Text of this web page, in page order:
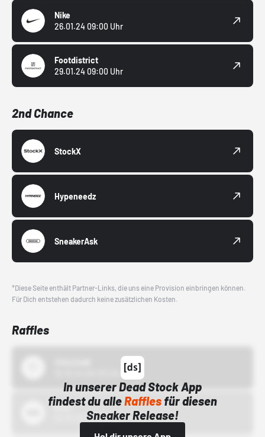
Nike
26.01.24 09:00 Uhr
Footdistrict
29.01.24 09:00 Uhr
2nd Chance
StockX
Hypeneedz
SneakerAsk
*Diese Seite enthält Partner-Links, die uns eine Provision einbringen können.
Für Dich entstehen dadurch keine zusätzlichen Kosten.
Raffles
In unserer Dead Stock App
findest du alleRafflesfür diesen
Sneaker Release!
Bstn
01.10.22 00:00 Uhr